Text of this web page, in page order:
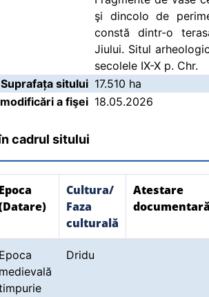
şi dincolo de
constă dintr-o
Jiului. Situl
secolele IX-X p. Chr.
Suprafața sitului 17.510 ha
a fişei 18.05.2026
cadrul sitului
Epoca
Cultura/
Faza
culturală
Atestare
Epoca
medievală
Dridu